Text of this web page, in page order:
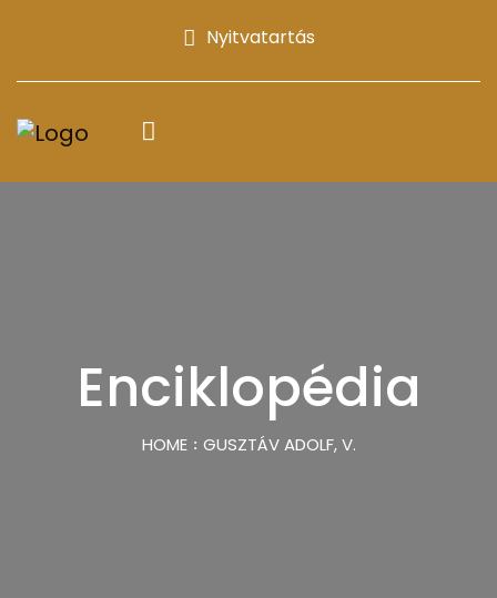
Nyitvatartás
Enciklopédia
HOME GUSZTÁV ADOLF, V.